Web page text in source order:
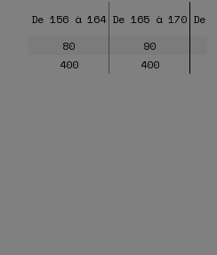
De 156 à 164 De 165 à 170 De
80
90
400 400